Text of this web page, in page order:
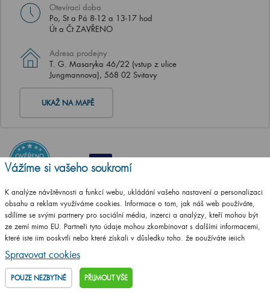
Otevírací doba
Po, St a Pá 8-12 a 13-17 hod
Út a Čt ZAVŘENO
Adresa prodejny
T. G. Masaryka 46/22 (vstup z ulice
Jungmannova), 568 02 Svitavy
UKAŽ NA MAPĚ
Vážíme si vašeho soukromí
K analýze návštěvnosti a funkcí webu, ukládání vašeho nastavení a personalizaci
obsahu a reklam využíváme cookies. Informace o tom, jak náš web používáte,
sdílíme se svými partnery pro sociální média, inzerci a analýzy, kteří mohou být
ze zemí mimo EU. Partneři tyto údaje mohou zkombinovat s dalšími informacemi,
které jste jim poskytli nebo které získali v důsledku toho, že používáte jejich
služby.
Podrobné informace
Spravovat cookies
POUZE NEZBYTNÉ PŘIJMOUT VŠE